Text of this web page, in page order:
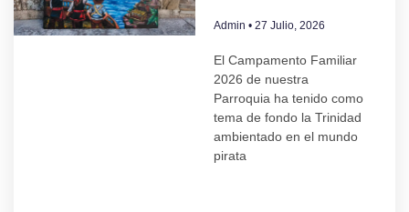
Admin 27 Julio, 2026
El Campamento Familiar
2026 de nuestra
Parroquia ha tenido como
tema de fondo la Trinidad
ambientado en el mundo
pirata